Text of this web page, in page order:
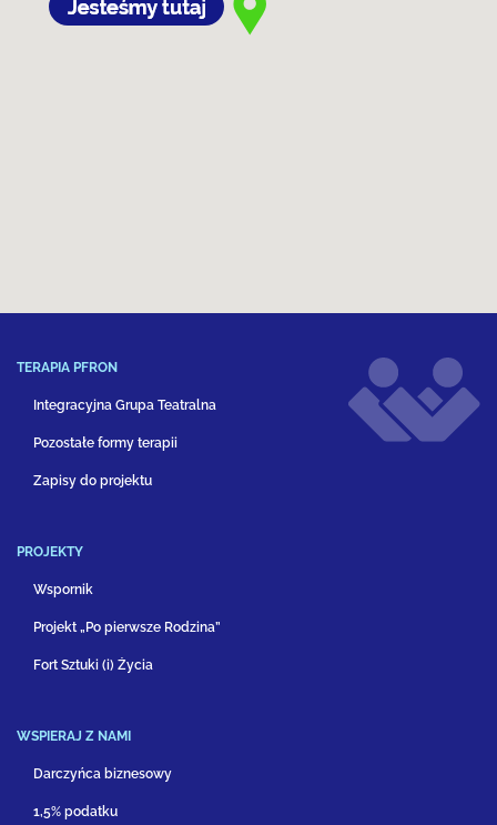
TERAPIA PFRON
Integracyjna Grupa Teatralna
Pozostałe formy terapii
Zapisy do projektu
PROJEKTY
Wspornik
Projekt „Po pierwsze Rodzina”
Fort Sztuki (i) Życia
WSPIERAJ Z NAMI
Darczyńca biznesowy
1,5% podatku